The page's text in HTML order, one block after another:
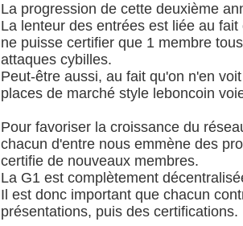
La progression de cette deuxième
La lenteur des entrées est liée au
ne puisse certifier que 1 membre
attaques cybilles.
Peut-être aussi, au fait qu'on n'en
places de marché style leboncoin
Pour favoriser la croissance du
chacun d'entre nous emmène des
certifie de nouveaux membres.
La G1 est complètement
Il est donc important que chacun
présentations, puis des certifications.